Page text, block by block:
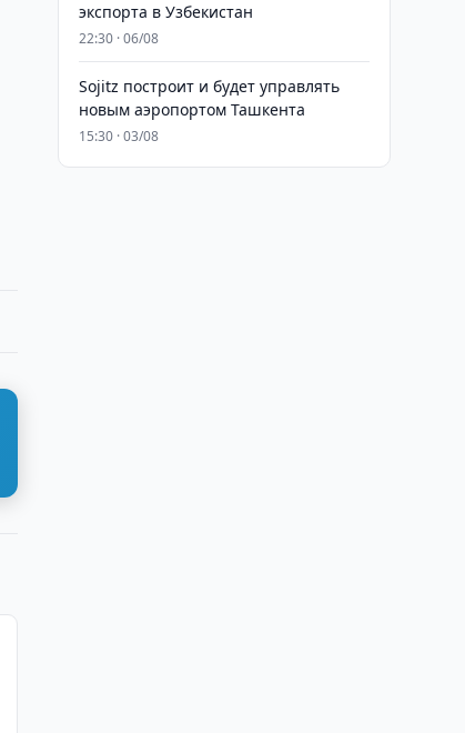
экспорта в Узбекистан
22:30 · 06/08
Sojitz построит и будет управлять
новым аэропортом Ташкента
15:30 · 03/08